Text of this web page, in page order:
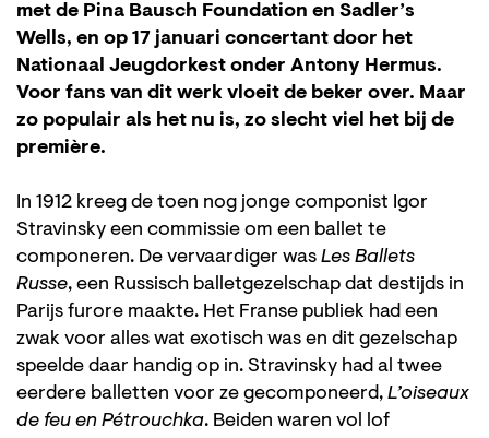
met de Pina Bausch Foundation en Sadler’s
Wells, en op 17 januari concertant door het
Nationaal Jeugdorkest onder Antony Hermus.
Voor fans van dit werk vloeit de beker over. Maar
zo populair als het nu is, zo slecht viel het bij de
première.
In 1912 kreeg de toen nog jonge componist Igor
Stravinsky een commissie om een ballet te
componeren. De vervaardiger was Les Ballets
Russe, een Russisch balletgezelschap dat destijds in
Parijs furore maakte. Het Franse publiek had een
zwak voor alles wat exotisch was en dit gezelschap
speelde daar handig op in. Stravinsky had al twee
eerdere balletten voor ze gecomponeerd, L’oiseaux
de feu en Pétrouchka. Beiden waren vol lof